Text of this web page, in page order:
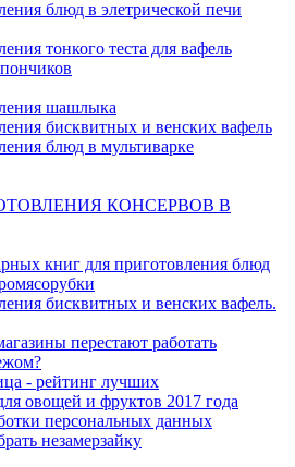
блюд в элетрической печи
тонкого теста для вафель
шашлыка
бисквитных и венских вафель
блюд в мультиварке
КОНСЕРВОВ В
книг для приготовления блюд
бисквитных и венских вафель.
перестают работать
- рейтинг лучших
овощей и фруктов 2017 года
персональных данных
незамерзайку